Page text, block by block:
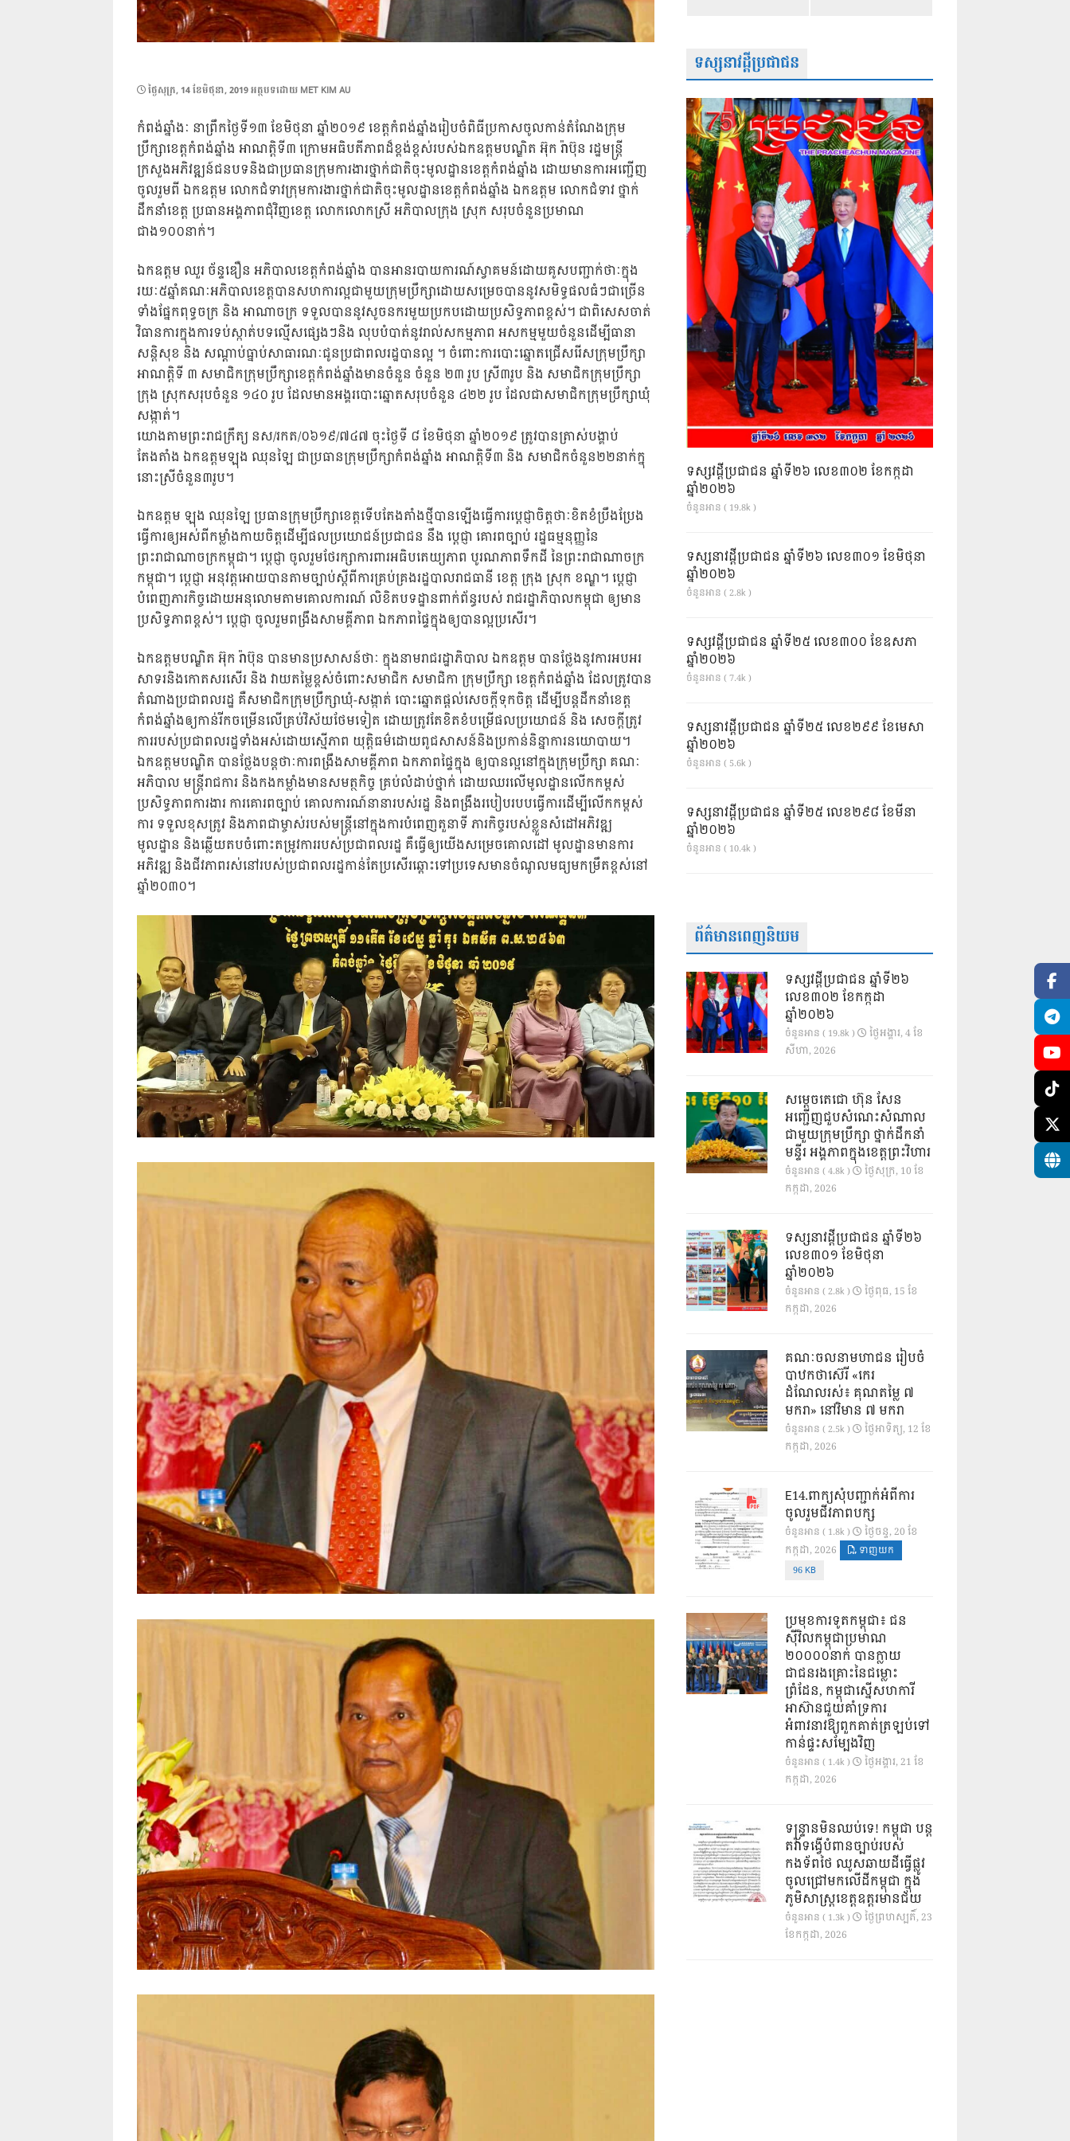
POSTED
ថ្ងៃ​សុក្រ, 14 ខែ​មិថុនា, 2019អត្ថបទដោយ MET KIM AU
កំពង់ឆ្នាំងៈ នាព្រឹកថ្ងៃទី១៣ ខែមិថុនា ឆ្នាំ២០១៩ ខេត្តកំពង់ឆ្នាំងរៀបចំពិធីប្រកាសចូលកាន់តំណែងក្រុម
ប្រឹក្សាខេត្តកំពង់ឆ្នាំង អាណត្តិទី៣ ក្រោមអធិបតីភាពដ៏ខ្ពង់ខ្ពស់របស់ឯកឧត្តមបណ្ឌិត អ៊ុក រ៉ាប៊ុន រដ្ឋមន្រ្តី
ក្រសួងអភិវឌ្ឍន៍ជនបទនិងជាប្រធានក្រុមការងារថ្នាក់ជាតិចុះមូលដ្ឋានខេត្តកំពង់ឆ្នាំង ដោយមានការអញ្ជើញ
ចូលរួមពី ឯកឧត្តម លោកជំទាវក្រុមការងារថ្នាក់ជាតិចុះមូលដ្ឋានខេត្តកំពង់ឆ្នាំង ឯកឧត្តម លោកជំទាវ ថ្នាក់
ដឹកនាំខេត្ត ប្រធានអង្គភាពជុំវិញខេត្ត លោកលោកស្រី អភិបាលក្រុង ស្រុក សរុបចំនួនប្រមាណ
ជាង១០០នាក់។
ឯកឧត្តម ឈួរ ច័ន្ទឌឿន អភិបាលខេត្តកំពង់ឆ្នាំង បានអានរបាយការណ៍ស្វាគមន៍ដោយគូសបញ្ជាក់ថាៈក្នុង
រយៈ៥ឆ្នាំគណៈអភិបាលខេត្តបានសហការល្អជាមួយក្រុមប្រឹក្សាដោយសម្រេចបាននូវសមិទ្ធផលធំៗជាច្រើន
ទាំងផ្នែកពុទ្ធចក្រ និង អាណាចក្រ ទទួលបាននូវសូចនករមួយប្រកបដោយប្រសិទ្ធភាពខ្ពស់។ ជាពិសេសចាត់
វិធានការក្នុងការទប់ស្កាត់បទល្មើសផ្សេងៗនិង លុបបំបាត់នូវរាល់សកម្មភាព អសកម្មមួយចំនួនដើម្បីធានា
សន្តិសុខ និង សណ្ដាប់ធ្នាប់សាធារណៈជូនប្រជាពលរដ្ឋបានល្អ ។ ចំពោះការបោះឆ្នោតជ្រើសរើសក្រុមប្រឹក្សា
អាណត្តិទី ៣ សមាជិកក្រុមប្រឹក្សាខេត្តកំពង់ឆ្នាំងមានចំនួន ចំនួន ២៣ រូប ស្រី៣រូប និង សមាជិកក្រុមប្រឹក្សា
ក្រុង ស្រុកសរុបចំនួន ១៤០ រូប ដែលមានអង្គរបោះឆ្នោតសរុបចំនួន ៤២២ រូប ដែលជាសមាជិកក្រុមប្រឹក្សាឃុំ
សង្កាត់។
យោងតាមព្រះរាជក្រឹត្យ នស/រកត/០៦១៩/៧៤៧ ចុះថ្ងៃទី ៨ ខែមិថុនា ឆ្នាំ២០១៩ ត្រូវបានត្រាស់បង្គាប់
តែងតាំង ឯកឧត្តមឡុង ឈុនឡៃ ជាប្រធានក្រុមប្រឹក្សាកំពង់ឆ្នាំង អាណត្តិទី៣ និង សមាជិកចំនួន២២នាក់ក្នុ
នោះស្រីចំនួន៣រូប។
ឯកឧត្តម ឡុង ឈុនឡៃ ប្រធានក្រុមប្រឹក្សាខេត្តទើបតែងតាំងថ្មីបានឡើងធ្វើការប្តេជ្ញាចិត្តថាៈខិតខំប្រឹងប្រែង
ធ្វើការឲ្យអស់ពីកម្លាំងកាយចិត្តដើម្បីផលប្រយោជន៍ប្រជាជន នឹង ប្តេជ្ញា គោរពច្បាប់ រដ្ឋធម្មនុញ្ញនៃ
ព្រះរាជាណាចក្រកម្ពុជា។ ប្តេជ្ញា ចូលរួមថែរក្សាការពារអធិបតេយ្យភាព បូរណភាពទឹកដី នៃព្រះរាជាណាចក្រ
កម្ពុជា។ ប្តេជ្ញា អនុវត្តអោយបានតាមច្បាប់ស្តីពីការគ្រប់គ្រងរដ្ឋបាលរាជធានី ខេត្ត ក្រុង ស្រុក ខណ្ឌ។ ប្តេជ្ញា
បំពេញភារកិច្ចដោយអនុលោមតាមគោលការណ៍ លិខិតបទដ្ឋានពាក់ព័ន្ធរបស់ រាជរដ្ឋាភិបាលកម្ពុជា ឲ្យមាន
ប្រសិទ្ធភាពខ្ពស់។ ប្តេជ្ញា ចូលរួមពង្រឹងសាមគ្គីភាព ឯកភាពផ្ទៃក្នុងឲ្យបានល្អប្រសើរ។
ឯកឧត្តមបណ្ឌិត អ៊ុក រ៉ាប៊ុន បានមានប្រសាសន៍ថាៈ ក្នុងនាមរាជរដ្ឋាភិបាល ឯកឧត្តម បានថ្លែងនូវការអបអរ
សាទរនិងកោតសរសើរ និង វាយតម្លៃខ្ពស់ចំពោះសមាជិក សមាជិកា ក្រុមប្រឹក្សា ខេត្តកំពង់ឆ្នាំង ដែលត្រូវបាន
តំណាងប្រជាពលរដ្ឋ គឺសមាជិកក្រុមប្រឹក្សាឃុំ-សង្កាត់ បោះឆ្នោតផ្តល់សេចក្តីទុកចិត្ត ដើម្បីបន្តដឹកនាំខេត្ត
កំពង់ឆ្នាំងឲ្យកាន់រីកចម្រើនលើគ្រប់វិស័យថែមទៀត ដោយត្រូវតែខិតខំបម្រើផលប្រយោជន៍ និង សេចក្តីត្រូវ
ការរបស់ប្រជាពលរដ្ឋទាំងអស់ដោយស្មើភាព យុត្តិធម៌ដោយពូជសាសន៍និងប្រកាន់និន្នាការនយោបាយ។
ឯកឧត្តមបណ្ឌិត បានថ្លែងបន្តថាៈការពង្រឹងសាមគ្គីភាព ឯកភាពផ្ទៃក្នុង ឲ្យបានល្អនៅក្នុងក្រុមប្រឹក្សា គណៈ
អភិបាល មន្រ្តីរាជការ និងកងកម្លាំងមានសមត្ថកិច្ច គ្រប់លំដាប់ថ្នាក់ ដោយឈរលើមូលដ្ឋានលើកកម្ពស់
ប្រសិទ្ធភាពការងារ ការគោរពច្បាប់ គោលការណ៍នានារបស់រដ្ឋ និងពង្រឹងរបៀបរបបធ្វើការដើម្បីលើកកម្ពស់
ការ ទទួលខុសត្រូវ និងភាពជាម្ចាស់របស់មន្រ្តីនៅក្នុងការបំពេញតួនាទី ភារកិច្ចរបស់ខ្លួនសំដៅអភិវឌ្ឍ
មូលដ្ឋាន និងឆ្លើយតបចំពោះតម្រូវការរបស់ប្រជាពលរដ្ឋ គឺធ្វើឲ្យយើងសម្រេចគោលដៅ មូលដ្ឋានមានការ
អភិវឌ្ឍ និងជីវភាពរស់នៅរបស់ប្រជាពលរដ្ឋកាន់តែប្រសើរឆ្ពោះទៅប្រទេសមានចំណូលមធ្យមកម្រឹតខ្ពស់នៅ
ឆ្នាំ២០៣០។
ទស្សនាវដ្តីប្រជាជន
ទស្សវដ្តីប្រជាជន ឆ្នាំទី២៦ លេខ៣០២ ខែកក្កដា
ឆ្នាំ២០២៦
ចំនួនអាន ( 19.8k )
ទស្សនាវដ្ដីប្រជាជន ឆ្នាំទី២៦ លេខ៣០១ ខែមិថុនា
ឆ្នាំ២០២៦
ចំនួនអាន ( 2.8k )
ទស្សវដ្តីប្រជាជន ឆ្នាំទី២៥ លេខ៣០០ ខែឧសភា
ឆ្នាំ២០២៦
ចំនួនអាន ( 7.4k )
ទស្សនាវដ្ដីប្រជាជន ឆ្នាំទី២៥ លេខ២៩៩ ខែមេសា
ឆ្នាំ២០២៦
ចំនួនអាន ( 5.6k )
ទស្សនាវដ្ដីប្រជាជន ឆ្នាំទី២៥ លេខ២៩៨ ខែមីនា
ឆ្នាំ២០២៦
ចំនួនអាន ( 10.4k )
ព័ត៌មានពេញនិយម
ទស្សវដ្តីប្រជាជន ឆ្នាំទី២៦
លេខ៣០២ ខែកក្កដា
ឆ្នាំ២០២៦
ចំនួនអាន ( 19.8k )
ថ្ងៃ​អង្គារ, 4 ខែ​
សីហា, 2026
សម្តេចតេជោ ហ៊ុន សែន
អញ្ជើញជួបសំណេះសំណាល
ជាមួយក្រុមប្រឹក្សា ថ្នាក់ដឹកនាំ
មន្ទីរ អង្គភាពក្នុងខេត្តព្រះវិហារ
ចំនួនអាន ( 4.8k )
ថ្ងៃ​សុក្រ, 10 ខែ​
កក្កដា, 2026
ទស្សនាវដ្ដីប្រជាជន ឆ្នាំទី២៦
លេខ៣០១ ខែមិថុនា
ឆ្នាំ២០២៦
ចំនួនអាន ( 2.8k )
ថ្ងៃ​ពុធ, 15 ខែ​
កក្កដា, 2026
គណៈចលនាមហាជន រៀបចំ
បាឋកថាស៊េរី «កេរ
ដំណែលរស់៖ គុណតម្លៃ ៧
មករា» នៅវិមាន ៧ មករា
ចំនួនអាន ( 2.5k )
ថ្ងៃ​អាទិត្យ, 12 ខែ​
កក្កដា, 2026
E14.ពាក្យសុំបញ្ជាក់អំពីការ
ចូលរួមជីវភាពបក្ស
ចំនួនអាន ( 1.8k )
ថ្ងៃ​ចន្ទ, 20 ខែ​
កក្កដា, 2026
ទាញយក
96 KB
ប្រមុខការទូតកម្ពុជា៖ ជន
ស៊ីវិលកម្ពុជាប្រមាណ
២០០០០នាក់ បានក្លាយ
ជាជនរងគ្រោះនៃជម្លោះ
ព្រំដែន, កម្ពុជាស្នើសហការី
អាស៊ានជួយគាំទ្រការ
អំពាវនាវឱ្យពួកគាត់ត្រឡប់ទៅ
កាន់ផ្ទះសម្បែងវិញ
ចំនួនអាន ( 1.4k )
ថ្ងៃ​អង្គារ, 21 ខែ​
កក្កដា, 2026
ទន្ទ្រានមិនឈប់ទេ! កម្ពុជា បន្ត
តវ៉ាទង្វើបំពានច្បាប់របស់
កងទ័ពថៃ ឈូសឆាយដីធ្វើផ្លូវ
ចូលជ្រៅមកលើដីកម្ពុជា ក្នុង
ភូមិសាស្ត្រខេត្តឧត្តរមានជ័យ
ចំនួនអាន ( 1.3k )
ថ្ងៃ​ព្រហស្បតិ៍, 23
ខែ​កក្កដា, 2026